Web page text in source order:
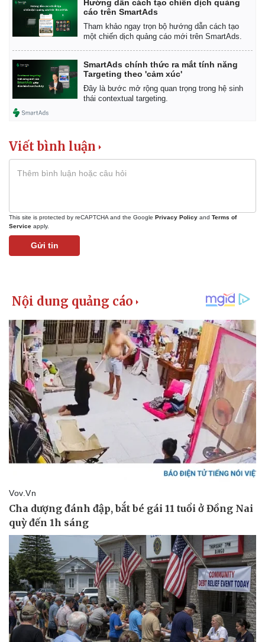
Kinh tế
Tỷ giá
Hướng dẫn cách tạo chiến dịch quảng
cáo trên SmartAds
Tham khảo ngay trọn bộ hướng dẫn cách tạo
một chiến dịch quảng cáo mới trên SmartAds.
SmartAds chính thức ra mắt tính năng
Targeting theo 'cảm xúc'
Đây là bước mở rộng quan trọng trong hệ sinh
thái contextual targeting.
Viết bình luận
This site is protected by reCAPTCHA and the Google Privacy Policy and Terms of
Service apply.
Gửi tin